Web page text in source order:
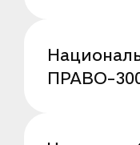
ПРАВО-